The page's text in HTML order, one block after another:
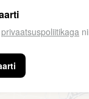
privaatsuspoliitikaga